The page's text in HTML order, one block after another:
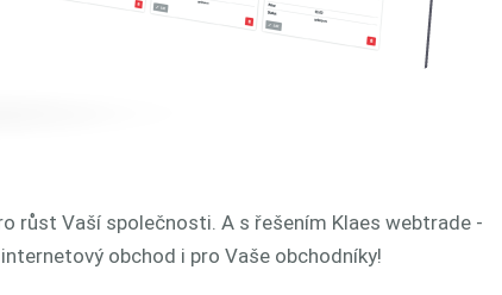
růst Vaší společnosti. A s řešením Klaes webtrade -
obchod i pro Vaše obchodníky!